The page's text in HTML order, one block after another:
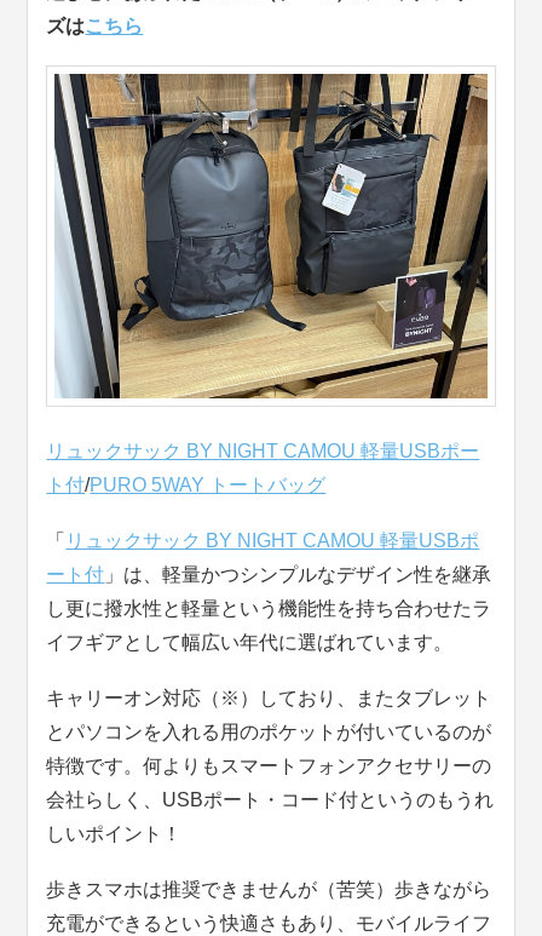
ズはこちら
リュックサック BY NIGHT CAMOU 軽量USBポー
ト付/PURO 5WAY トートバッグ
「 リュックサック BY NIGHT CAMOU 軽量USBポ
ート付 」は、軽量かつシンプルなデザイン性を継承
し更に撥水性と軽量という機能性を持ち合わせたラ
イフギアとして幅広い年代に選ばれています。
キャリーオン対応（※）しており、またタブレット
とパソコンを入れる用のポケットが付いているのが
特徴です。何よりもスマートフォンアクセサリーの
会社らしく、USBポート・コード付というのもうれ
しいポイント！
歩きスマホは推奨できませんが（苦笑）歩きながら
充電ができるという快適さもあり、モバイルライフ